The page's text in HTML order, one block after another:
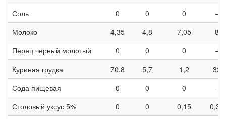
Соль
0 0 0
—
Молоко
4,35 4,8 7,05
87
Перец черный молотый
0 0 0
—
Куриная грудка
70,8 5,7 1,2
339
Сода пищевая
0 0 0
—
Столовый уксус 5%
0 0 0,15